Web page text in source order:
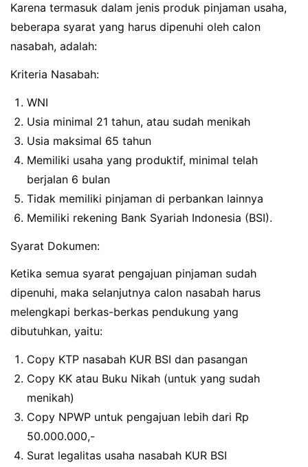
Karena termasuk dalam jenis produk pinjaman usaha,
beberapa syarat yang harus dipenuhi oleh calon
nasabah, adalah:
Kriteria Nasabah:
WNI
Usia minimal 21 tahun, atau sudah menikah
Usia maksimal 65 tahun
Memiliki usaha yang produktif, minimal telah
berjalan 6 bulan
Tidak memiliki pinjaman di perbankan lainnya
Memiliki rekening Bank Syariah Indonesia (BSI).
Syarat Dokumen:
Ketika semua syarat pengajuan pinjaman sudah
dipenuhi, maka selanjutnya calon nasabah harus
melengkapi berkas-berkas pendukung yang
dibutuhkan, yaitu:
Copy KTP nasabah KUR BSI dan pasangan
Copy KK atau Buku Nikah (untuk yang sudah
menikah)
Copy NPWP untuk pengajuan lebih dari Rp
50.000.000,-
Surat legalitas usaha nasabah KUR BSI